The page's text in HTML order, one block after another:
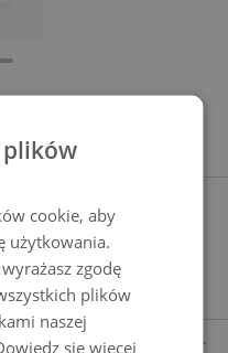
wstępnie
ukryte zamki
plików
cookie, aby
użytkowania.
zgodę
plików
naszej
się więcej